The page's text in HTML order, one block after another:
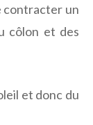
contracter un
côlon et des
et donc du